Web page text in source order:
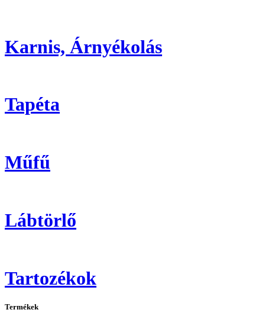
Karnis, Árnyékolás
Tapéta
Műfű
Lábtörlő
Tartozékok
Termékek